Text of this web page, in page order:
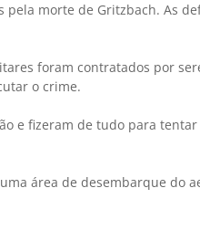
morte de Gritzbach. As
foram contratados por
o crime.
e fizeram de tudo para
área de desembarque do